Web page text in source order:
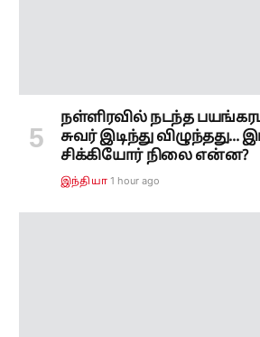
நள்ளிரவில் நடந்த
சுவர் இடிந்து விழுந்தது...
சிக்கியோர் நிலை என்ன?
இந்தியா 1 hour ago